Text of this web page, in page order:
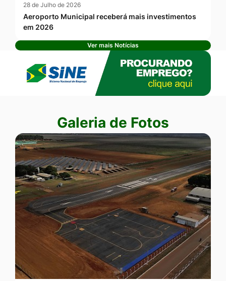
28 de Julho de 2026
Aeroporto Municipal receberá mais investimentos
em 2026
Ver mais Notícias
Seção Galeria de Fotos
Galeria de Fotos